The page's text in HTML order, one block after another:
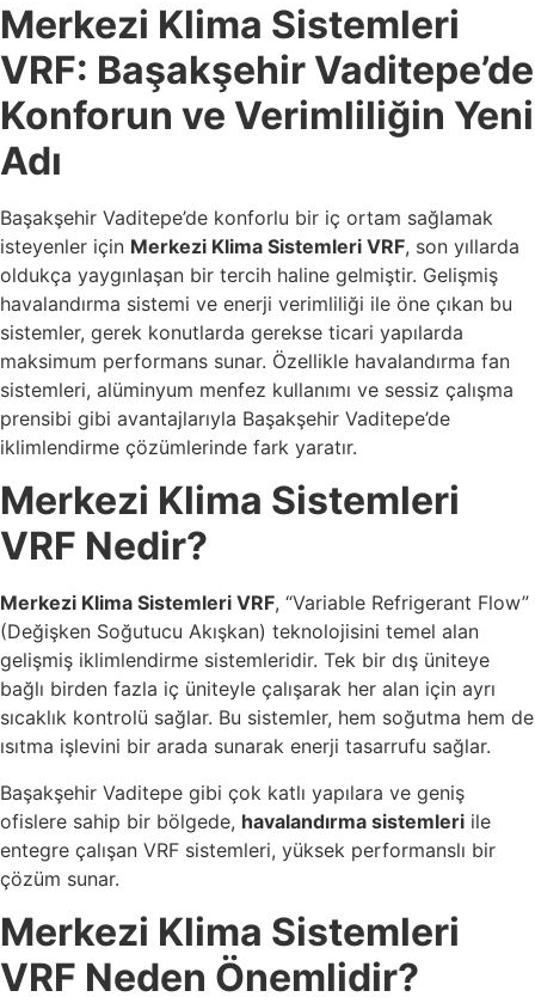
Merkezi Klima Sistemleri
VRF: Başakşehir Vaditepe’de
Konforun ve Verimliliğin Yeni
Adı
Başakşehir Vaditepe’de konforlu bir iç ortam sağlamak
isteyenler için Merkezi Klima Sistemleri VRF, son yıllarda
oldukça yaygınlaşan bir tercih haline gelmiştir. Gelişmiş
havalandırma sistemi ve enerji verimliliği ile öne çıkan bu
sistemler, gerek konutlarda gerekse ticari yapılarda
maksimum performans sunar. Özellikle havalandırma fan
sistemleri, alüminyum menfez kullanımı ve sessiz çalışma
prensibi gibi avantajlarıyla Başakşehir Vaditepe’de
iklimlendirme çözümlerinde fark yaratır.
Merkezi Klima Sistemleri
VRF Nedir?
Merkezi Klima Sistemleri VRF, “Variable Refrigerant Flow”
(Değişken Soğutucu Akışkan) teknolojisini temel alan
gelişmiş iklimlendirme sistemleridir. Tek bir dış üniteye
bağlı birden fazla iç üniteyle çalışarak her alan için ayrı
sıcaklık kontrolü sağlar. Bu sistemler, hem soğutma hem de
ısıtma işlevini bir arada sunarak enerji tasarrufu sağlar.
Başakşehir Vaditepe gibi çok katlı yapılara ve geniş
ofislere sahip bir bölgede, havalandırma sistemleri ile
entegre çalışan VRF sistemleri, yüksek performanslı bir
çözüm sunar.
Merkezi Klima Sistemleri
VRF Neden Önemlidir?